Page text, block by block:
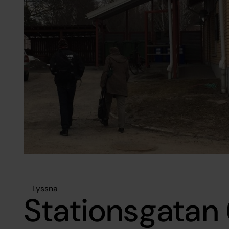
Lyssna
Stationsgatan